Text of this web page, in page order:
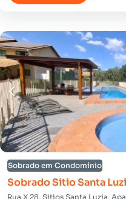
Sobrado em Condomínio
Sobrado Sitio Santa
Rua X 28, Sitios Santa Luzia,